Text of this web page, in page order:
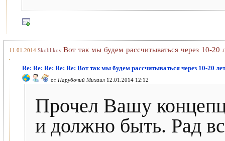
11.01.2014 Skoblikov Вот так мы будем рассчитываться через 10-20
Re: Re: Re: Re: Re: Вот так мы будем рассчитываться через 10-20 лет
от Парубочий Михаил 12.01.2014 12:12
Прочел Вашу
и должно быть. Рад